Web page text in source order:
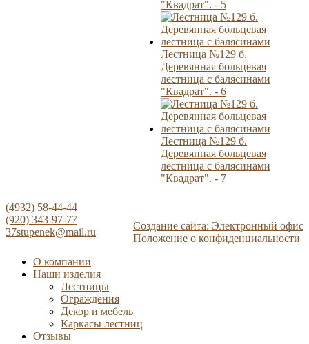
"Квадрат". - 5
Лестница №129 б.
Деревянная больцевая
лестница с балясинами
"Квадрат". - 6
Лестница №129 б.
Деревянная больцевая
лестница с балясинами
"Квадрат". - 7
(4932) 58-44-44
(920) 343-97-77
37stupenek@mail.ru
Создание сайта: Электронный офис
Положение о конфиденциальности
О компании
Наши изделия
Лестницы
Ограждения
Декор и мебель
Каркасы лестниц
Отзывы